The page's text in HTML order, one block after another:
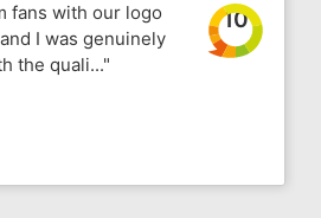
fans with our logo
I was genuinely
the quali..."
10